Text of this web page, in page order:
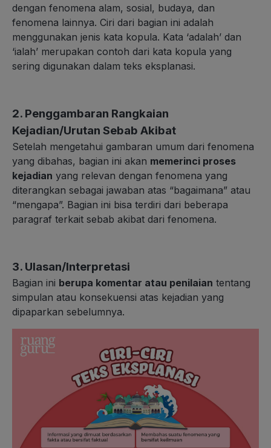
dengan fenomena alam, sosial, budaya, dan
fenomena lainnya. Ciri dari bagian ini adalah
menggunakan jenis kata kopula. Kata ‘adalah’ dan
‘ialah’ merupakan contoh dari kata kopula yang
sering digunakan dalam teks eksplanasi.
2. Penggambaran Rangkaian
Kejadian/Urutan Sebab Akibat
Setelah mengetahui gambaran umum dari fenomena
yang dibahas, bagian ini akan memerinci proses
kejadian yang relevan dengan fenomena yang
diterangkan sebagai jawaban atas “bagaimana” atau
“mengapa”. Bagian ini bisa terdiri dari beberapa
paragraf terkait sebab akibat dari fenomena.
3. Ulasan/Interpretasi
Bagian ini berupa komentar atau penilaian tentang
simpulan atau konsekuensi atas kejadian yang
dipaparkan sebelumnya.